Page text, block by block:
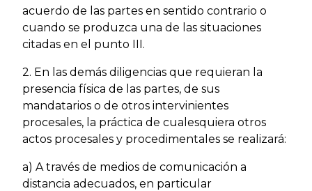
acuerdo de las partes en sentido contrario o
cuando se produzca una de las situaciones
citadas en el punto III.
2. En las demás diligencias que requieran la
presencia física de las partes, de sus
mandatarios o de otros intervinientes
procesales, la práctica de cualesquiera otros
actos procesales y procedimentales se realizará:
a) A través de medios de comunicación a
distancia adecuados, en particular